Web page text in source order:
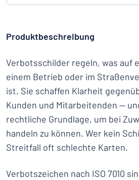
Produktbeschreibung
Verbotsschilder regeln, was auf
einem Betrieb oder im
ist. Sie schaffen Klarheit
Kunden und Mitarbeitenden —
rechtliche Grundlage, um bei
handeln zu können. Wer kein
Streitfall oft schlechte Karten.
Verbotszeichen nach ISO 7010